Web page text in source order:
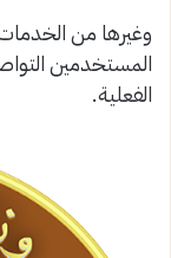
وغيرها من
المستخدمين
الفعلية.